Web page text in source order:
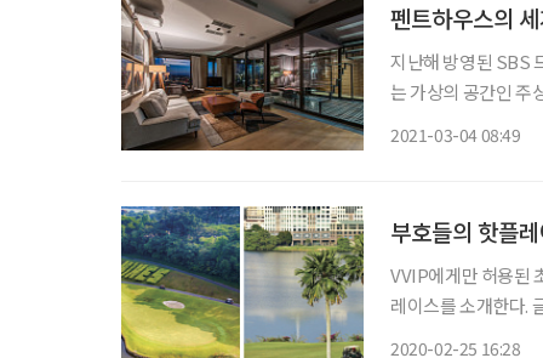
펜트하우스의
지난해 방영된 SBS
는 가상의 공간인 주
2021-03-04 08:49
부호들의 핫플
VVIP에게만 허용된
레이스를 소개한다. 글 브라보 마이 라이프 편집국 bravo@etoday.co.kr ◇ 쿠알라룸푸르
2020-02-25 16:28